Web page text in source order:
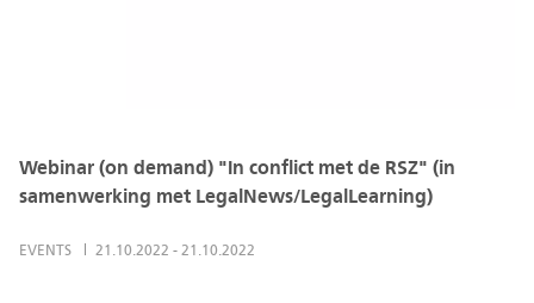
Webinar (on demand) "In conflict met de RSZ" (in
samenwerking met LegalNews/LegalLearning)
EVENTS 21.10.2022 - 21.10.2022